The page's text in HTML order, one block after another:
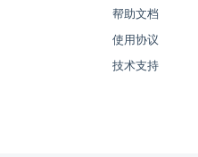
帮助文档
使用协议
技术支持